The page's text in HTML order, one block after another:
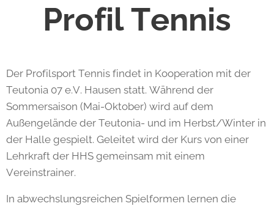
Profil Tennis
Der Profilsport Tennis findet in Kooperation mit der
Teutonia 07 e.V. Hausen statt. Während der
Sommersaison (Mai-Oktober) wird auf dem
Außengelände der Teutonia- und im Herbst/Winter in
der Halle gespielt. Geleitet wird der Kurs von einer
Lehrkraft der HHS gemeinsam mit einem
Vereinstrainer.
In abwechslungsreichen Spielformen lernen die